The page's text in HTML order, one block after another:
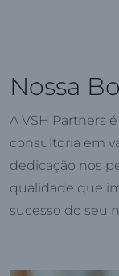
Nossa
A VSH Partners
consultoria em
dedicação nos
qualidade que
sucesso do seu